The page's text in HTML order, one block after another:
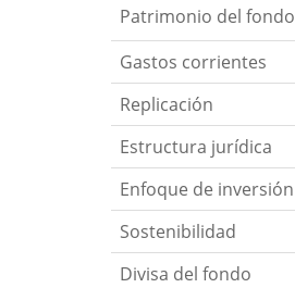
Patrimonio del fondo
Gastos corrientes
Replicación
Estructura jurídica
Enfoque de inversión
Sostenibilidad
Divisa del fondo